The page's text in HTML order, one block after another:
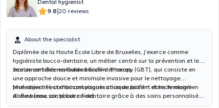
Dental hygienist
9.8|20 reviews
About the specialist
Diplômée de la Haute École Libre de Bruxelles, j’exerce comme
hygiéniste bucco-dentaire, un métier centré sur la prévention et le
traitement des maladies bucco-dentaires.
Je suis certifiée en Guided Biofilm Therapy (GBT), qui consiste en
une approche douce et minimale invasive pour le nettoyage
professionnel, combinant visualisation du biofilm et technologie
Airflow (eau, air, poudre fine).
Mon objectif est d'accompagner chaque patient dans le maintien
d’une bonne santé bucco-dentaire grâce à des soins personnalisés